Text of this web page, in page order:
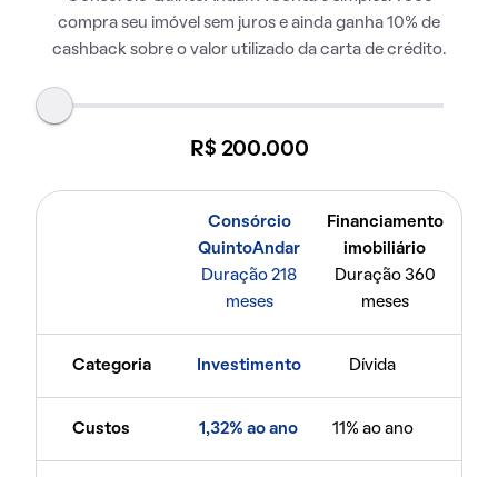
compra seu imóvel sem juros e ainda ganha 10% de
cashback sobre o valor utilizado da carta de crédito.
R$ 200.000
Consórcio
QuintoAndar
Duração 218
meses
Financiamento
imobiliário
Duração 360
meses
Categoria Investimento Dívida
Custos 1,32% ao ano 11% ao ano